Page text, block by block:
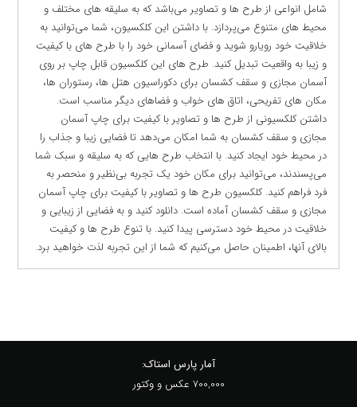
شامل انواعی از طرح ها و تصاویر می‌باشد که به سلیقه های مختلف و
محیط های متنوع می‌پردازد. با داشتن این کلکسیون، شما می‌توانید به
خلاقیت خود رویارو شوید و فضای آسمانی خود را با طرح های با کیفیت
و زیبا به واقعیت تبدیل کنید. طرح های این کلکسیون قابل چاپ بر روی
آسمان مجازی و سقف کشسان برای دکوراسیون هتل ها، رستوران ها،
مکان های تفریحی، اتاق های خواب و فضاهای دیگر مناسب است.
داشتن کلکسیونی از طرح ها و تصاویر با کیفیت برای چاپ آسمان
مجازی و سقف کشسان به شما امکان می‌دهد تا فضایی زیبا و جذاب را
در محیط خود ایجاد کنید. با انتخاب طرح هایی که به سلیقه و سبک شما
می‌پسندند، می‌توانید برای مکان خود یک تجربه بی‌نظیر و منحصر به
فرد فراهم کنید. کلکسیون طرح ها و تصاویر با کیفیت برای چاپ آسمان
مجازی و سقف کشسان آماده است. دانلود کنید و به فضایی از زیبایی و
خلاقیت در محیط خود دسترسی پیدا کنید. با تنوع طرح ها و کیفیت
بالای آنها، اطمینان حاصل می‌کنیم که شما از این تجربه لذت خواهید برد.
آمار پارس استاک:
700,000 عکس و وکتور